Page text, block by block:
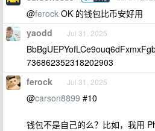
@ferock OK 的钱包比币安好用
yaodd Jul 31, 2025
736862352318202903
ferock Jul 31, 2025
@carson8899 #10
钱包不是自己的么？比如，我用